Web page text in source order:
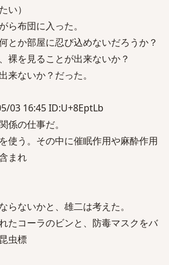
い）
ら布団に入った。
とか部屋に忍び込めないだろうか？
裸を見ることが出来ないか？
来ないか？だった。
03 16:45 ID:U+8EptLb
係の仕事だ。
使う。その中に催眠作用や麻酔作用
まれ
らないかと、雄二は考えた。
たコーラのビンと、防毒マスクをバ
虫標